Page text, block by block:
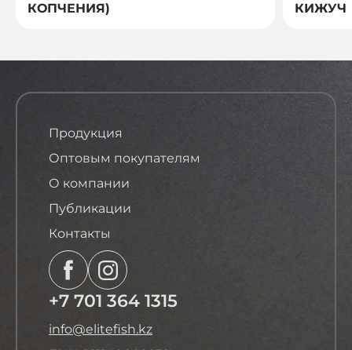
КОПЧЕНИЯ)
КИЖУЧ
Продукция
Оптовым покупателям
О компании
Публикации
Контакты
+7 701 364 1315
info@elitefish.kz